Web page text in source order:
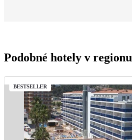
Podobné hotely v regionu
BESTSELLER